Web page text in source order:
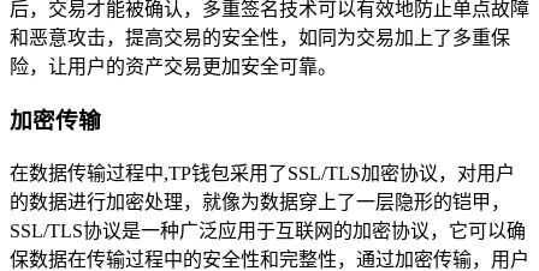
后，交易才能被确认，多重签名技术可以有效地防止单点故障
和恶意攻击，提高交易的安全性，如同为交易加上了多重保
险，让用户的资产交易更加安全可靠。
加密传输
在数据传输过程中,TP钱包采用了SSL/TLS加密协议，对用户
的数据进行加密处理，就像为数据穿上了一层隐形的铠甲，
SSL/TLS协议是一种广泛应用于互联网的加密协议，它可以确
保数据在传输过程中的安全性和完整性，通过加密传输，用户